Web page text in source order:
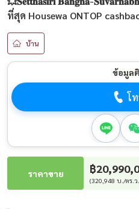
ที่สุด Housewa ONTOP
บ้าน
ข้อมูล
โ
ราคาขาย ฿
(320,948 บ./ตร.ว